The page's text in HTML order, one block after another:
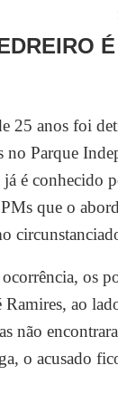
25 anos foi
no Parque
é conhecido
que o
os
ao
não
o acusado